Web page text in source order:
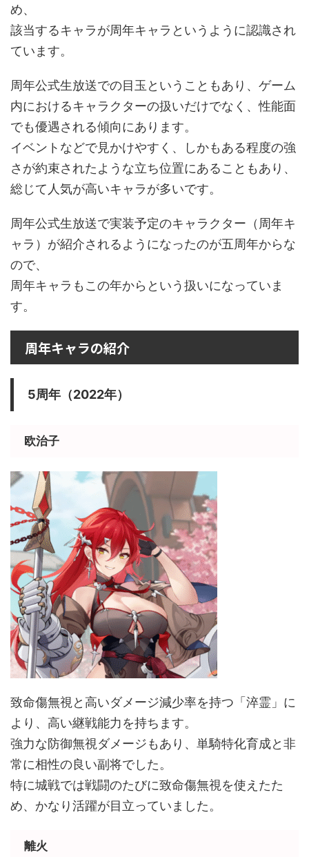
め、
該当するキャラが周年キャラというように認識され
ています。
周年公式生放送での目玉ということもあり、ゲーム
内におけるキャラクターの扱いだけでなく、性能面
でも優遇される傾向にあります。
イベントなどで見かけやすく、しかもある程度の強
さが約束されたような立ち位置にあることもあり、
総じて人気が高いキャラが多いです。
周年公式生放送で実装予定のキャラクター（周年キ
ャラ）が紹介されるようになったのが五周年からな
ので、
周年キャラもこの年からという扱いになっていま
す。
周年キャラの紹介
5周年（2022年）
欧治子
致命傷無視と高いダメージ減少率を持つ「淬霊」に
より、高い継戦能力を持ちます。
強力な防御無視ダメージもあり、単騎特化育成と非
常に相性の良い副将でした。
特に城戦では戦闘のたびに致命傷無視を使えたた
め、かなり活躍が目立っていました。
離火